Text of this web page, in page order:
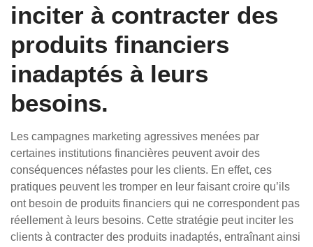
inciter à contracter des
produits financiers
inadaptés à leurs
besoins.
Les campagnes marketing agressives menées par
certaines institutions financières peuvent avoir des
conséquences néfastes pour les clients. En effet, ces
pratiques peuvent les tromper en leur faisant croire qu’ils
ont besoin de produits financiers qui ne correspondent pas
réellement à leurs besoins. Cette stratégie peut inciter les
clients à contracter des produits inadaptés, entraînant ainsi